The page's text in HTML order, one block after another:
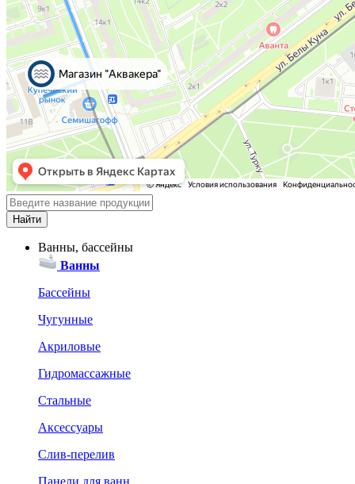
Ванны, бассейны
Ванны
Бассейны
Чугунные
Акриловые
Гидромассажные
Стальные
Аксессуары
Слив-перелив
Панели для ванн